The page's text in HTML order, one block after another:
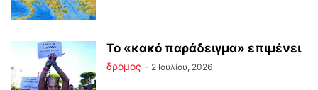
Το «κακό παράδειγμα» επιμένει
δρόμος - 2 Ιουλίου, 2026